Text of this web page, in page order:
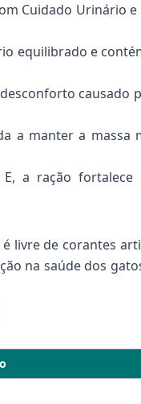
Cuidado Urinário
equilibrado e
causado
a manter a massa
a ração
livre de corantes
na saúde dos